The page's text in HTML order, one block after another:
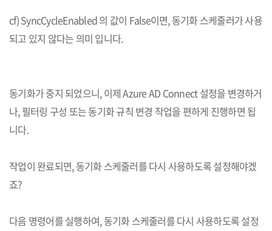
cf) SyncCycleEnabled 의 값이 False이면, 동기화 스케줄러가 사용
되고 있지 않다는 의미 입니다.
동기화가 중지 되었으니, 이제 Azure AD Connect 설정을 변경하거
나, 필터링 구성 또는 동기화 규칙 변경 작업을 편하게 진행하면 됩
니다.
작업이 완료되면, 동기화 스케줄러를 다시 사용하도록 설정해야겠
죠?
다음 명령어를 실행하여, 동기화 스케줄러를 다시 사용하도록 설정